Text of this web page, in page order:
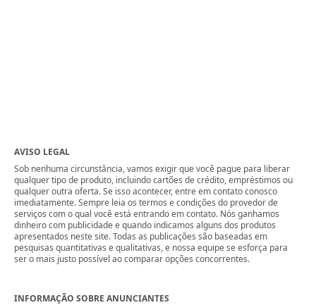
AVISO LEGAL
Sob nenhuma circunstância, vamos exigir que você pague para liberar
qualquer tipo de produto, incluindo cartões de crédito, empréstimos ou
qualquer outra oferta. Se isso acontecer, entre em contato conosco
imediatamente. Sempre leia os termos e condições do provedor de
serviços com o qual você está entrando em contato. Nós ganhamos
dinheiro com publicidade e quando indicamos alguns dos produtos
apresentados neste site. Todas as publicações são baseadas em
pesquisas quantitativas e qualitativas, e nossa equipe se esforça para
ser o mais justo possível ao comparar opções concorrentes.
INFORMAÇÃO SOBRE ANUNCIANTES